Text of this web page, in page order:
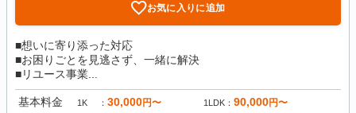
お気に入りに追加
■想いに寄り添った対応
■お困りごとを見逃さず、一緒に解決
■リユース事業...
基本料金 1K 30,000円〜 1LDK 90,000円〜